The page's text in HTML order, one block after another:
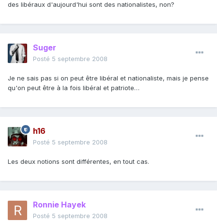
des libéraux d'aujourd'hui sont des nationalistes, non?
Suger
Posté 5 septembre 2008
Je ne sais pas si on peut être libéral et nationaliste, mais je pense
qu'on peut être à la fois libéral et patriote…
h16
Posté 5 septembre 2008
Les deux notions sont différentes, en tout cas.
Ronnie Hayek
Posté 5 septembre 2008